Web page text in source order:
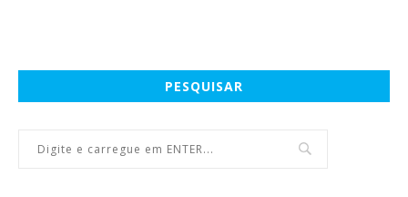
PESQUISAR